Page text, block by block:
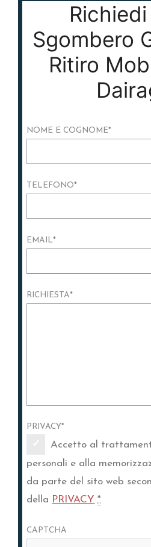
Sgombero
Ritiro
NOME E COGNOME*
TELEFONO*
EMAIL*
RICHIESTA*
PRIVACY*
Accetto al
personali e alla
da parte del sito web
della PRIVACY *
CAPTCHA